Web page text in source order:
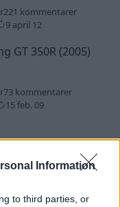
Information
to third parties, or
221 kommentarer
9 april 12
GT 350R (2005)
73 kommentarer
15 feb. 09
Rwd
253 kommentarer